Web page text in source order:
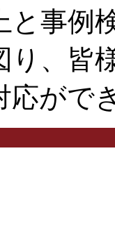
と事例
り、皆
応がで